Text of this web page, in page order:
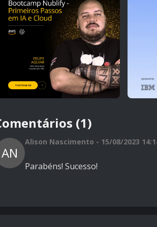
(1)
AN
Alison Nascimento - 15/08/2023
Parabéns! Sucesso!